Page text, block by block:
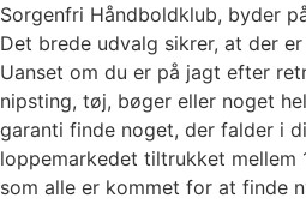
Sorgenfri Håndboldklub, byder
Det brede udvalg sikrer, at der
Uanset om du er på jagt efter
nipsting, tøj, bøger eller noget
garanti finde noget, der falder i
loppemarkedet tiltrukket mellem
som alle er kommet for at finde